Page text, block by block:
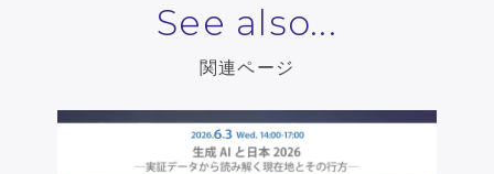
See also...
関連ページ